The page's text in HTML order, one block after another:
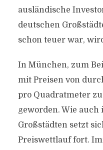
ausländische
deutschen
schon teuer war,
In München, zum
mit Preisen von
pro Quadratmeter
geworden. Wie
Großstädten setzt
Preiswettlauf fort.